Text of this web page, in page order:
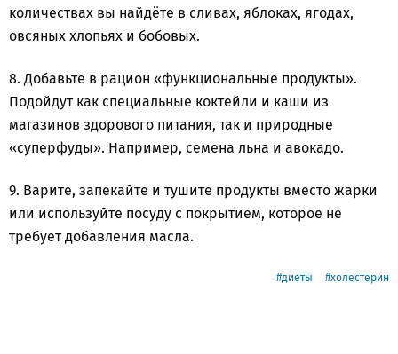
количествах вы найдёте в сливах, яблоках, ягодах,
овсяных хлопьях и бобовых.
8. Добавьте в рацион «функциональные продукты».
Подойдут как специальные коктейли и каши из
магазинов здорового питания, так и природные
«суперфуды». Например, семена льна и авокадо.
9. Варите, запекайте и тушите продукты вместо жарки
или используйте посуду с покрытием, которое не
требует добавления масла.
диеты холестерин